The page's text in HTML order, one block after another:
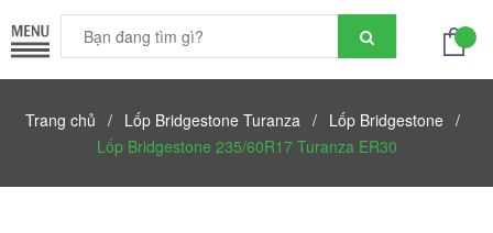
Trang chủ / Lốp Bridgestone Turanza / Lốp Bridgestone /
Lốp Bridgestone 235/60R17 Turanza ER30